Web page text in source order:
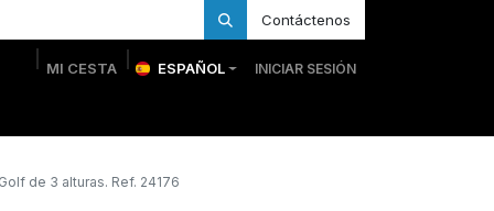
Contáctenos
MI CESTA ESPAÑOL INICIAR SESIÓN
de 3 alturas. Ref. 24176